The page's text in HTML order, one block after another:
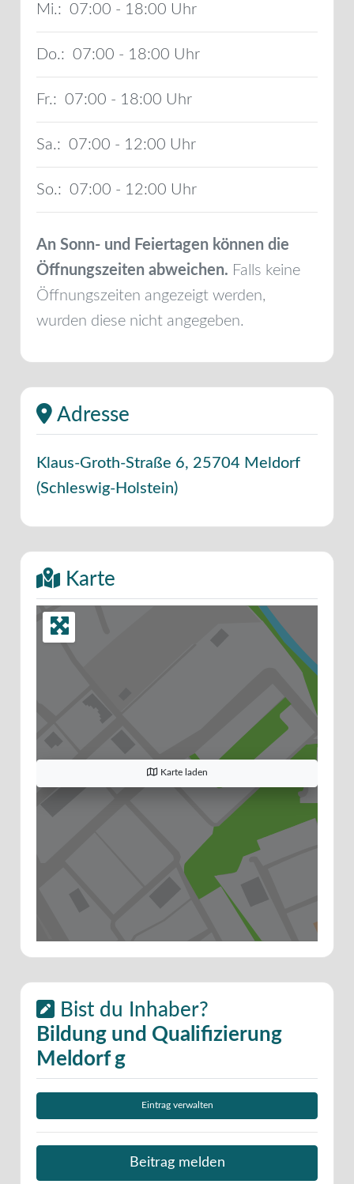
Mi.: 07:00 - 18:00
Do.: 07:00 - 18:00
Fr.: 07:00 - 18:00
Sa.: 07:00 - 12:00
So.: 07:00 - 12:00
An Sonn- und Feiertagen können die
Öffnungszeiten abweichen. Falls keine
Öffnungszeiten angezeigt werden,
wurden diese nicht angegeben.
Adresse
Klaus-Groth-Straße 6, 25704 Meldorf
(Schleswig-Holstein)
Karte
Karte laden
Bist du Inhaber?
Bildung und Qualifizierung
Meldorf g
Eintrag verwalten
Beitrag melden